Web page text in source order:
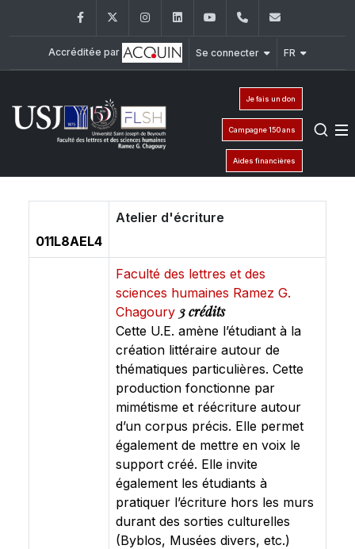
FacebookTwitter InstagramLinkedInYouTube+961 (1) 421 000
Accréditée par Se connecter FR
Je fais un don
Campagne 150 ans
Aides financières
011L8AEL4
Atelier d'écriture
Faculté des lettres et des
sciences humaines Ramez G.
Chagoury 3 crédits
Cette U.E. amène l’étudiant à la
création littéraire autour de
thématiques particulières. Cette
production fonctionne par
mimétisme et réécriture autour
d’un corpus précis. Elle permet
également de mettre en voix le
support créé. Elle invite
également les étudiants à
pratiquer l’écriture hors les murs
durant des sorties culturelles
(Byblos, Musées divers, etc.)